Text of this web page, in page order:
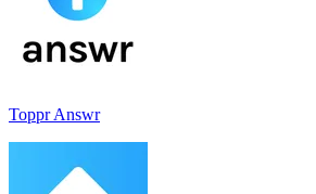
Toppr Answr